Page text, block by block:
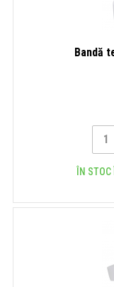
Bandă
ÎN